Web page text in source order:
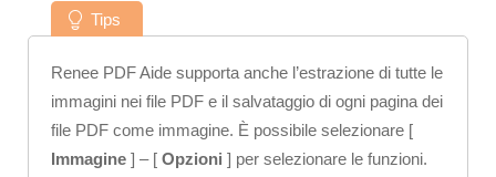
Tips
Renee PDF Aide supporta anche l’estrazione di tutte le
immagini nei file PDF e il salvataggio di ogni pagina dei
file PDF come immagine. È possibile selezionare [
Immagine ] – [ Opzioni ] per selezionare le funzioni.